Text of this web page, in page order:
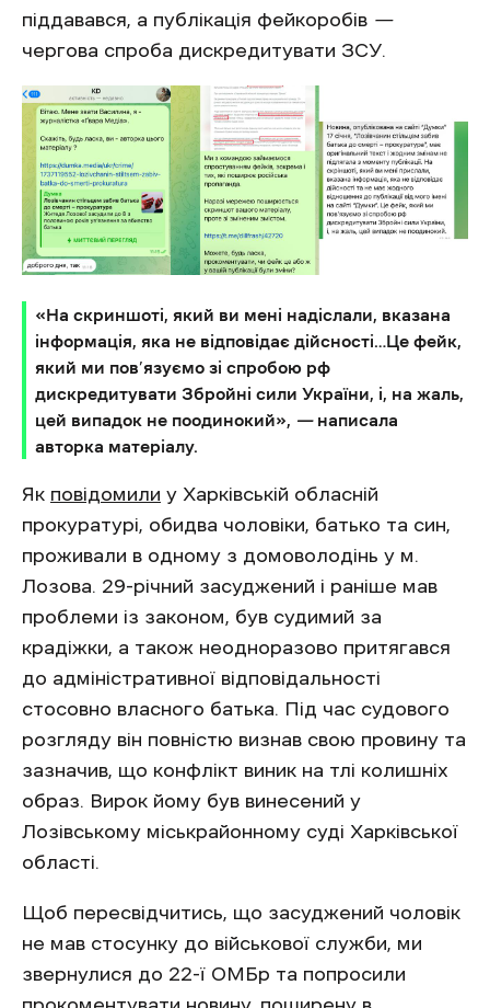
піддавався, а публікація фейкоробів —
чергова спроба дискредитувати ЗСУ.
«На скриншоті, який ви мені надіслали, вказана
інформація, яка не відповідає дійсності…Це фейк,
який ми пов’язуємо зі спробою рф
дискредитувати Збройні сили України, і, на жаль,
цей випадок не поодинокий»,
—написала
авторка матеріалу.
Як повідомили у Харківській обласній
прокуратурі, обидва чоловіки, батько та син,
проживали в одному з домоволодінь у м.
Лозова. 29-річний засуджений і раніше мав
проблеми із законом, був судимий за
крадіжки, а також неодноразово притягався
до адміністративної відповідальності
стосовно власного батька. Під час судового
розгляду він повністю визнав свою провину та
зазначив, що конфлікт виник на тлі колишніх
образ. Вирок йому був винесений у
Лозівському міськрайонному суді Харківської
області.
Щоб пересвідчитись, що засуджений чоловік
не мав стосунку до військової служби, ми
звернулися до 22-ї ОМБр та попросили